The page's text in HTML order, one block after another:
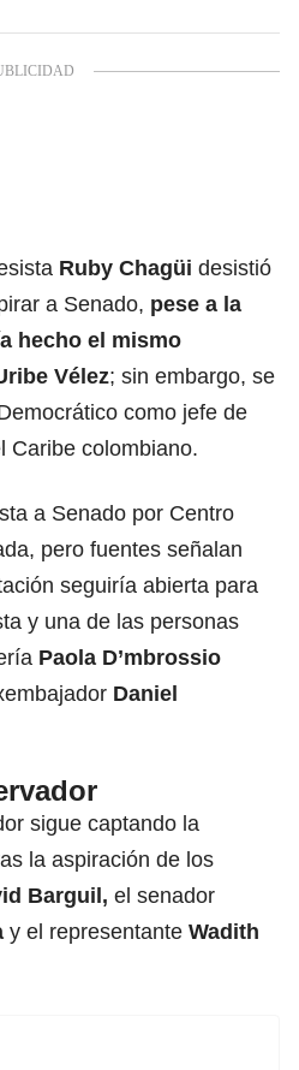
Ruby Chagüi desistió
a Senado, pese a la
hecho el mismo
Vélez; sin embargo, se
como jefe de
Caribe colombiano.
a Senado por Centro
pero fuentes señalan
seguiría abierta para
y una de las personas
Paola D’mbrossio
Daniel
sigue captando la
la aspiración de los
Barguil, el senador
y el representante Wadith